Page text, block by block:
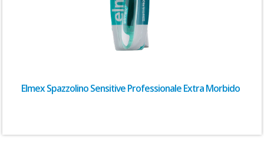
Elmex Spazzolino Sensitive Professionale Extra Morbido